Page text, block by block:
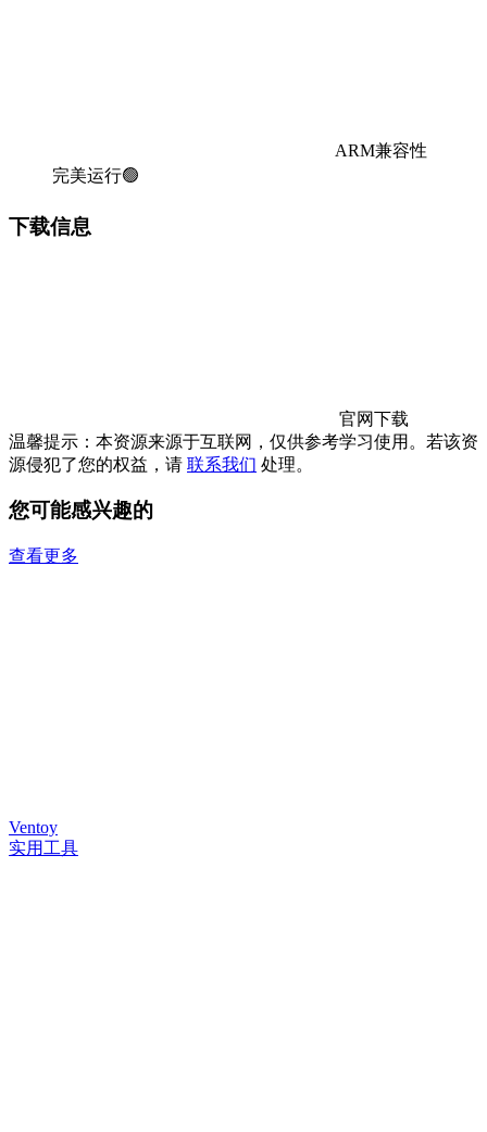
ARM兼容性
完美运行🟢
下载信息
官网下载
温馨提示：本资源来源于互联网，仅供参考学习使用。若该资
源侵犯了您的权益，请 联系我们 处理。
您可能感兴趣的
查看更多
Ventoy
实用工具